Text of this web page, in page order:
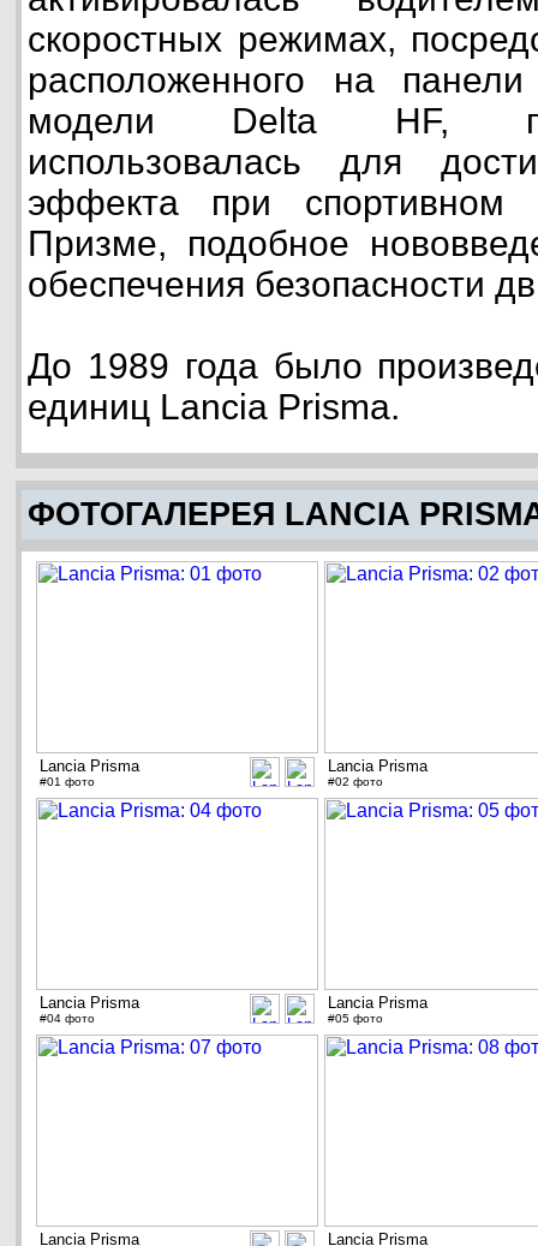
скоростных режимах,
расположенного на
модели Delta HF,
использовалась для
эффекта при
Призме, подобное
обеспечения безопасности
До 1989 года было
единиц Lancia Prisma.
ФОТОГАЛЕРЕЯ LANCIA
Lancia Prisma
#01 фото
Lancia Prisma
#02 фото
Lancia Prisma
#04 фото
Lancia Prisma
#05 фото
Lancia Prisma Lancia Prisma